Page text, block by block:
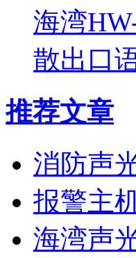
海湾
散出口
推荐文章
消防声
报警主
海湾声